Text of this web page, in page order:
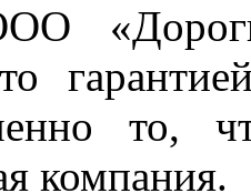
то,
компания.